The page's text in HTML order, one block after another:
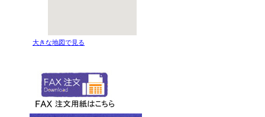
大きな地図で見る